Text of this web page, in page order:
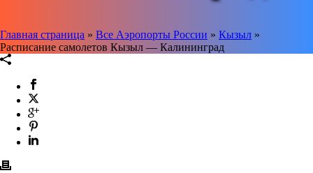
Главная страница » Все Аэропорты России » Кызыл »
Расписание самолетов Кызыл — Калининград